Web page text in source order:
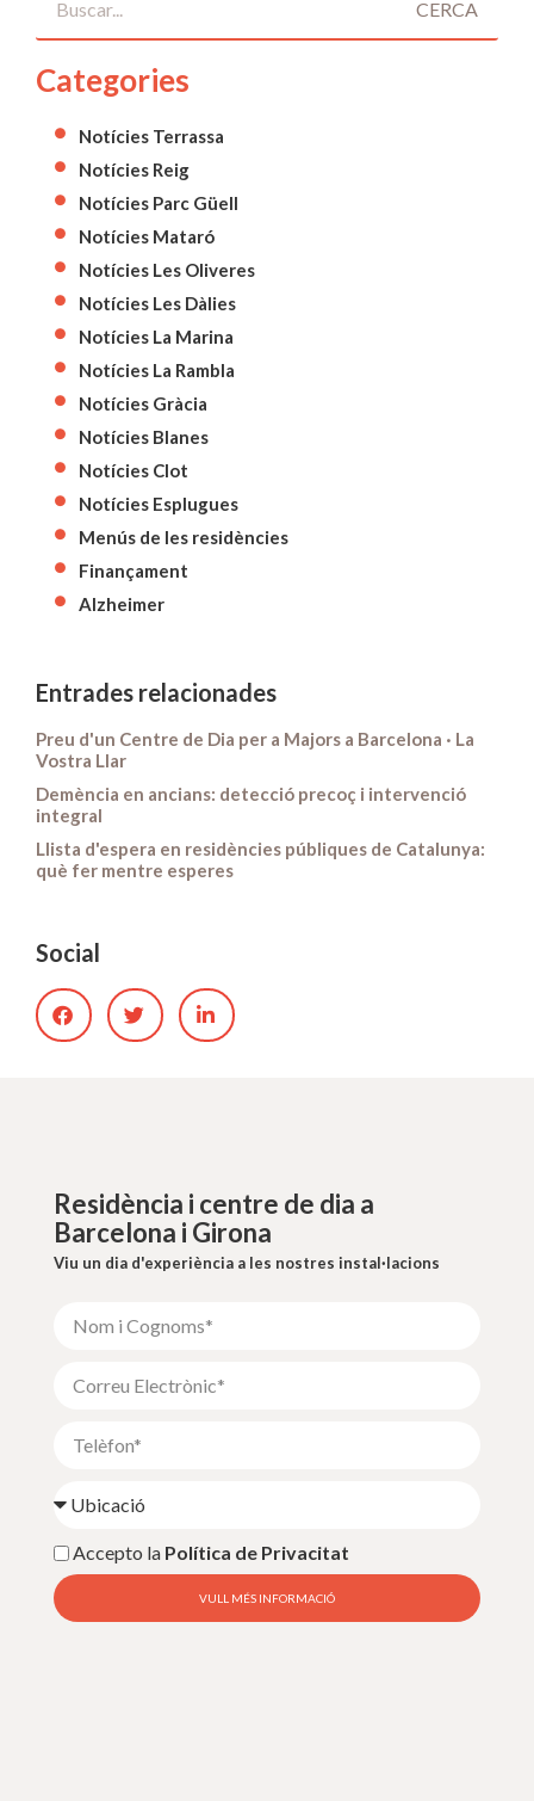
CERCA
Categories
Notícies Terrassa
Notícies Reig
Notícies Parc Güell
Notícies Mataró
Notícies Les Oliveres
Notícies Les Dàlies
Notícies La Marina
Notícies La Rambla
Notícies Gràcia
Notícies Blanes
Notícies Clot
Notícies Esplugues
Menús de les residències
Finançament
Alzheimer
Entrades relacionades
Preu d'un Centre de Dia per a Majors a Barcelona · La
Vostra Llar
Demència en ancians: detecció precoç i intervenció
integral
Llista d'espera en residències públiques de Catalunya:
què fer mentre esperes
Social
Residència i centre de dia a
Barcelona i Girona
Viu un dia d'experiència a les nostres instal·lacions
Accepto la Política de Privacitat
VULL MÉS INFORMACIÓ